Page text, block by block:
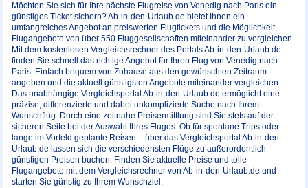
Möchten Sie sich für Ihre nächste Flugreise von Venedig nach Paris ein
günstiges Ticket sichern? Ab-in-den-Urlaub.de bietet Ihnen ein
umfangreiches Angebot an preiswerten Flugtickets und die Möglichkeit,
Flugangebote von über 550 Fluggesellschaften miteinander zu vergleichen.
Mit dem kostenlosen Vergleichsrechner des Portals Ab-in-den-Urlaub.de
finden Sie schnell das richtige Angebot für Ihren Flug von Venedig nach
Paris. Einfach bequem von Zuhause aus den gewünschten Zeitraum
angeben und die aktuell günstigsten Angebote miteinander vergleichen.
Das unabhängige Vergleichsportal Ab-in-den-Urlaub.de ermöglicht eine
präzise, differenzierte und dabei unkomplizierte Suche nach Ihrem
Wunschflug. Durch eine zeitnahe Preisermittlung sind Sie stets auf der
sicheren Seite bei der Auswahl Ihres Fluges. Ob für spontane Trips oder
lange im Vorfeld geplante Reisen – über das Vergleichsportal Ab-in-den-
Urlaub.de lassen sich die verschiedensten Flüge zu außerordentlich
günstigen Preisen buchen. Finden Sie aktuelle Preise und tolle
Flugangebote mit dem Vergleichsrechner von Ab-in-den-Urlaub.de und
starten Sie günstig zu Ihrem Wunschziel.